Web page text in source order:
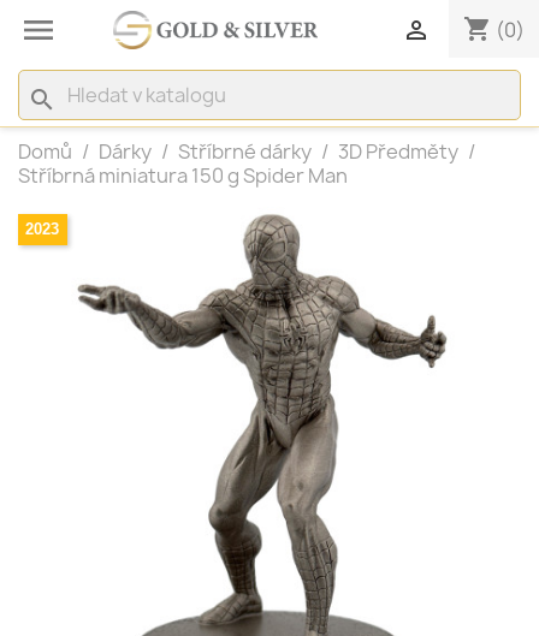
 shopping_cart (0)

search
Domů Dárky Stříbrné dárky
3D Předměty
Stříbrná miniatura 150 g Spider Man
2023